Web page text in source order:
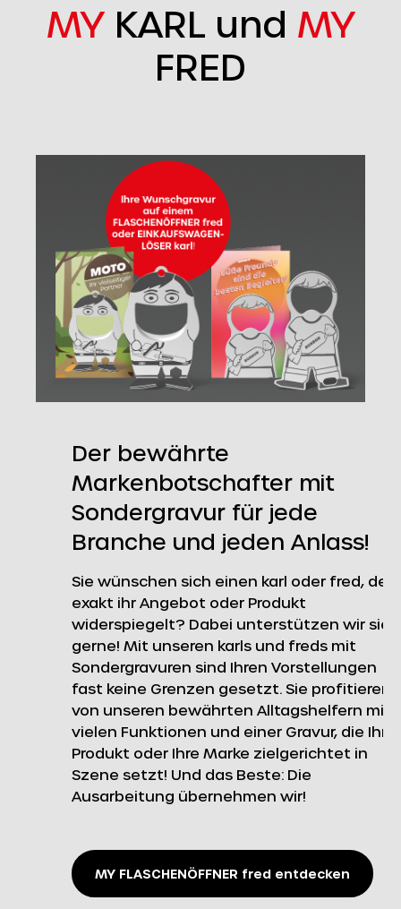
MYKARL und MY
FRED
Der bewährte
Markenbotschafter mit
Sondergravur für jede
Branche und jeden Anlass!
Sie wünschen sich einen karl oder fred, der
exakt ihr Angebot oder Produkt
widerspiegelt? Dabei unterstützen wir sie
gerne! Mit unseren karls und freds mit
Sondergravuren sind Ihren Vorstellungen
fast keine Grenzen gesetzt. Sie profitieren
von unseren bewährten Alltagshelfern mit
vielen Funktionen und einer Gravur, die Ihr
Produkt oder Ihre Marke zielgerichtet in
Szene setzt! Und das Beste: Die
Ausarbeitung übernehmen wir!
MY FLASCHENÖFFNER fred entdecken